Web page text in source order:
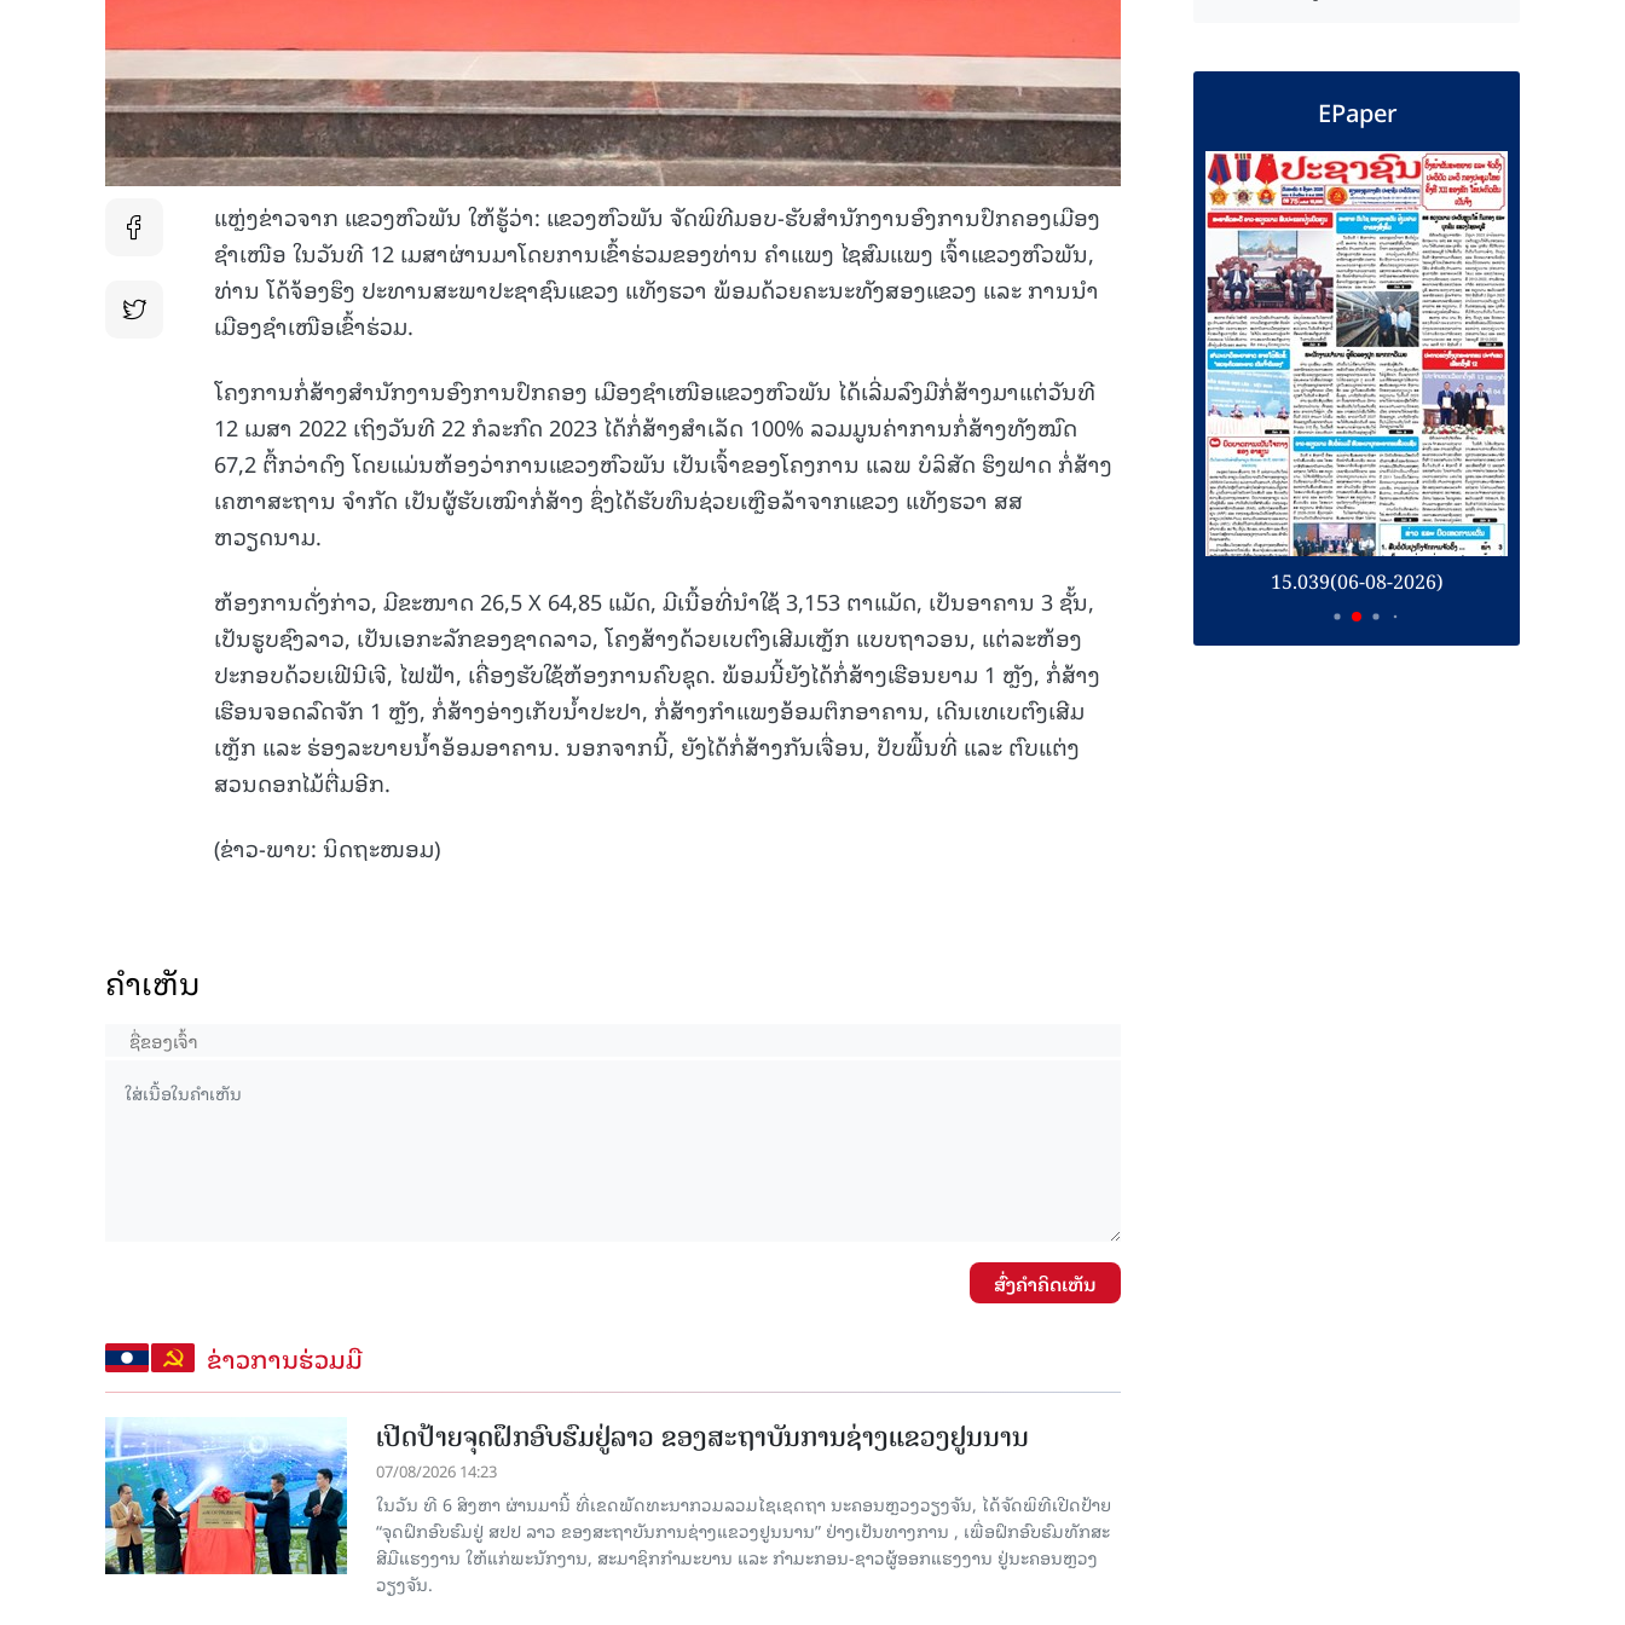
ແຫຼ່ງຂ່າວຈາກ ແຂວງຫົວພັນ ໃຫ້ຮູ້ວ່າ: ແຂວງຫົວພັນ ຈັດພິທີມອບ-ຮັບສຳນັກງານອົງການປົກຄອງເມືອງ
ຊໍາເໜືອ ໃນວັນທີ 12 ເມສາຜ່ານມາໂດຍການເຂົ້າຮ່ວມຂອງທ່ານ ຄໍາແພງ ໄຊສົມແພງ ເຈົ້າແຂວງຫົວພັນ,
ທ່ານ ໂດ້ຈ້ອງຮຶງ ປະທານສະພາປະຊາຊົນແຂວງ ແທັງຮວາ ພ້ອມດ້ວຍຄະນະທັງສອງແຂວງ ແລະ ການນໍາ
ເມືອງຊໍາເໜືອເຂົ້າຮ່ວມ.
ໂຄງການກໍ່ສ້າງສຳນັກງານອົງການປົກຄອງ ເມືອງຊໍາເໜືອແຂວງຫົວພັນ ໄດ້ເລີ່ມລົງມືກໍ່ສ້າງມາແຕ່ວັນທີ
12 ເມສາ 2022 ເຖິງວັນທີ 22 ກໍລະກົດ 2023 ໄດ້ກໍ່ສ້າງສໍາເລັດ 100% ລວມມູນຄ່າການກໍ່ສ້າງທັງໝົດ
67,2 ຕື້ກວ່າດົງ ໂດຍແມ່ນຫ້ອງວ່າການແຂວງຫົວພັນ ເປັນເຈົ້າຂອງໂຄງການ ແລພ ບໍລິສັດ ຮຶງຟາດ ກໍ່ສ້າງ
ເຄຫາສະຖານ ຈໍາກັດ ເປັນຜູ້ຮັບເໝົາກໍ່ສ້າງ ຊຶ່ງໄດ້ຮັບທຶນຊ່ວຍເຫຼືອລ້າຈາກແຂວງ ແທັງຮວາ ສສ
ຫວຽດນາມ.
ຫ້ອງການດັ່ງກ່າວ, ມີຂະໜາດ 26,5 X 64,85 ແມັດ, ມີເນື້ອທີ່ນໍາໃຊ້ 3,153 ຕາແມັດ, ເປັນອາຄານ 3 ຊັ້ນ,
ເປັນຮູບຊົງລາວ, ເປັນເອກະລັກຂອງຊາດລາວ, ໂຄງສ້າງດ້ວຍເບຕົງເສີມເຫຼັກ ແບບຖາວອນ, ແຕ່ລະຫ້ອງ
ປະກອບດ້ວຍເຟີນີເຈີ, ໄຟຟ້າ, ເຄື່ອງຮັບໃຊ້ຫ້ອງການຄົບຊຸດ. ພ້ອມນີ້ຍັງໄດ້ກໍ່ສ້າງເຮືອນຍາມ 1 ຫຼັງ, ກໍ່ສ້າງ
ເຮືອນຈອດລົດຈັກ 1 ຫຼັງ, ກໍ່ສ້າງອ່າງເກັບນໍ້າປະປາ, ກໍ່ສ້າງກຳແພງອ້ອມຕຶກອາຄານ, ເດີນເທເບຕົງເສີມ
ເຫຼັກ ແລະ ຮ່ອງລະບາຍນໍ້າອ້ອມອາຄານ. ນອກຈາກນີ້, ຍັງໄດ້ກໍ່ສ້າງກັນເຈື່ອນ, ປັບພື້ນທີ່ ແລະ ຕົບແຕ່ງ
ສວນດອກໄມ້ຕື່ມອີກ.
(ຂ່າວ-ພາບ: ນິດຖະໜອມ)
ຄໍາເຫັນ
ສົ່ງຄໍາຄິດເຫັນ
ຂ່າວການຮ່ວມມື
ເປີດປ້າຍຈຸດຝຶກອົບຮົມຢູ່ລາວ ຂອງສະຖາບັນການຊ່າງແຂວງຢູນນານ
07/08/2026 14:23
ໃນວັນ ທີ 6 ສິງຫາ ຜ່ານມານີ້ ທີ່ເຂດພັດທະນາກວມລວມໄຊເຊດຖາ ນະຄອນຫຼວງວຽງຈັນ, ໄດ້ຈັດພິທີເປີດປ້າຍ
“ຈຸດຝຶກອົບຮົມຢູ່ ສປປ ລາວ ຂອງສະຖາບັນການຊ່າງແຂວງຢູນນານ” ຢ່າງເປັນທາງການ , ເພື່ອຝຶກອົບຮົມທັກສະ
ສີມືແຮງງານ ໃຫ້ແກ່ພະນັກງານ, ສະມາຊິກກຳມະບານ ແລະ ກຳມະກອນ-ຊາວຜູ້ອອກແຮງງານ ຢູ່ນະຄອນຫຼວງ
ວຽງຈັນ.
EPaper
15.040(07-08-2026) 15.039(06-08-2026)